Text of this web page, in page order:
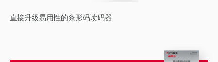
直接升级易用性的条形码读码器